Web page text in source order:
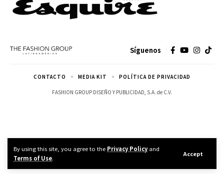
By using this site, you agree to the Privacy Policyand
Terms of Use.
Accept
Síguenos
FASHION GROUP DISEÑO Y PUBLICIDAD, S.A. de C.V.
CONTACTO MEDIA KIT POLÍTICA DE PRIVACIDAD